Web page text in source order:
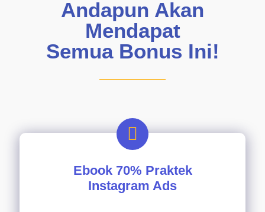
Andapun Akan
Mendapat
Semua Bonus Ini!
Ebook 70% Praktek
Instagram Ads